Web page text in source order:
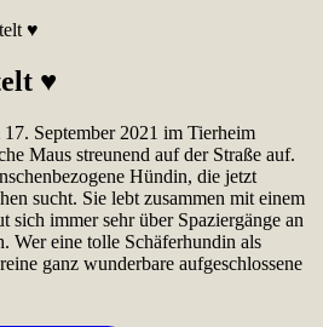
♥
♥
September 2021 im Tierheim
Maus streunend auf der Straße auf.
Hündin, die jetzt
sucht. Sie lebt zusammen mit einem
immer sehr über Spaziergänge an
Wer eine tolle Schäferhundin als
ganz wunderbare aufgeschlossene